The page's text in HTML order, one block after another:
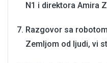
N1 i direktora Amira
Razgovor sa
Zemljom od ljudi, vi